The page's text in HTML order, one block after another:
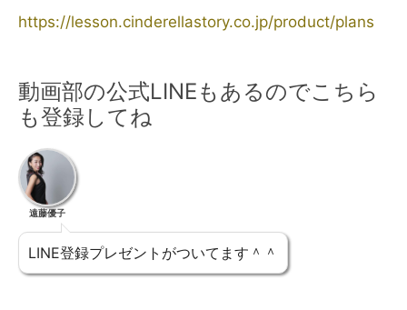
https://lesson.cinderellastory.co.jp/product/plans
動画部の公式LINEもあるのでこちら
も登録してね
遠藤優子
LINE登録プレゼントがついてます＾＾